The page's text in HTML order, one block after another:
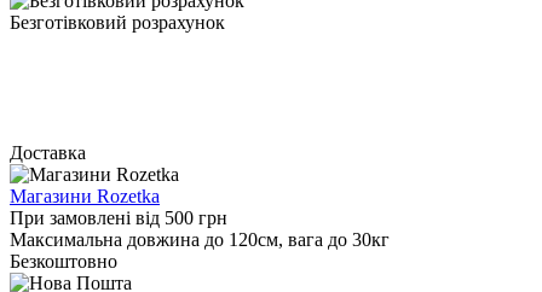
Безготівковий розрахунок
Доставка
Магазини Rozetka
При замовлені від 500 грн
Максимальна довжина до 120см, вага до 30кг
Безкоштовно